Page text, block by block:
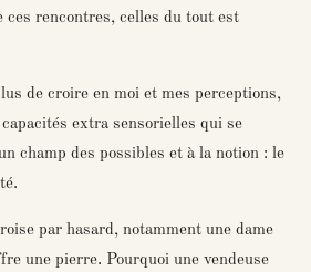
ces rencontres, celles du tout est
de croire en moi et mes perceptions,
extra sensorielles qui se
champ des possibles et à la notion : le
par hasard, notamment une dame
une pierre. Pourquoi une vendeuse